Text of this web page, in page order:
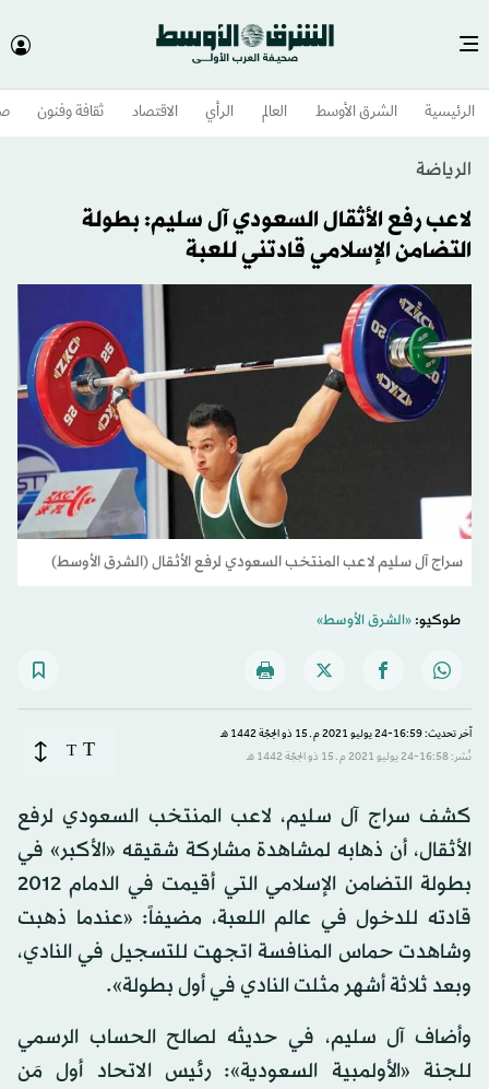
الرئيسية الشرق الأوسط​ العالم الرأي الاقتصاد ثقافة وفنون
الرياضة
لاعب رفع الأثقال السعودي آل سليم: بطولة
التضامن الإسلامي قادتني للعبة
سراج آل سليم لاعب المنتخب السعودي لرفع الأثقال (الشرق الأوسط)
طوكيو:«الشرق الأوسط»
آخر تحديث: 16:59-24 يوليو 2021 م ـ 15 ذو الحِجّة 1442 هـ
نُشر: 16:58-24 يوليو 2021 م ـ 15 ذو الحِجّة 1442 هـ
T
T
كشف سراج آل سليم، لاعب المنتخب السعودي لرفع
الأثقال، أن ذهابه لمشاهدة مشاركة شقيقه «الأكبر» في
بطولة التضامن الإسلامي التي أقيمت في الدمام 2012
قادته للدخول في عالم اللعبة، مضيفاً: «عندما ذهبت
وشاهدت حماس المنافسة اتجهت للتسجيل في النادي،
وبعد ثلاثة أشهر مثلت النادي في أول بطولة».
وأضاف آل سليم، في حديثه لصالح الحساب الرسمي
للجنة «الأولمبية السعودية»: رئيس الاتحاد أول مَن